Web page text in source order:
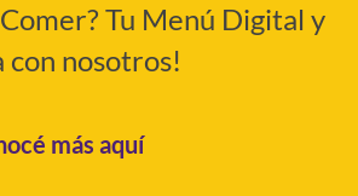
Tu Menú Digital y
con nosotros!
más aquí